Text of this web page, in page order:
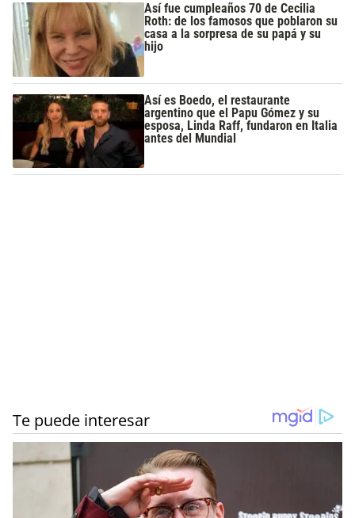
Así fue cumpleaños 70 de Cecilia
Roth: de los famosos que poblaron su
casa a la sorpresa de su papá y su
hijo
Así es Boedo, el restaurante
argentino que el Papu Gómez y su
esposa, Linda Raff, fundaron en Italia
antes del Mundial